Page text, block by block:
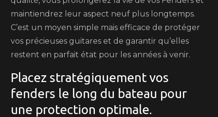
maintiendrez leur aspect neuf plus longtemps.
C’est un moyen simple mais efficace de protéger
vos précieuses guitares et de garantir qu’elles
restent en parfait état pour les années à venir.
Placez stratégiquement vos
fenders le long du bateau pour
une protection optimale.